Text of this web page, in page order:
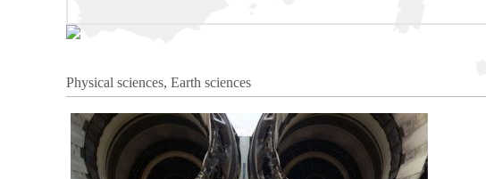
Physical sciences, Earth sciences